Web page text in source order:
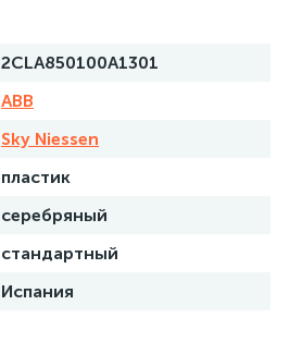
2CLA850100A1301
ABB
Sky Niessen
пластик
серебряный
стандартный
Испания